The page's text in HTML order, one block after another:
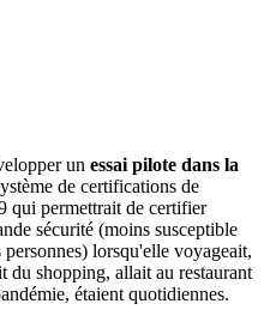
un essai pilote dans la
de certifications de
qui permettrait de certifier
sécurité (moins susceptible
lorsqu'elle voyageait,
du shopping, allait au restaurant
étaient quotidiennes.